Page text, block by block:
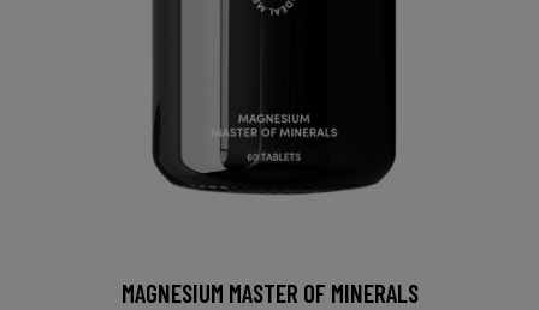
MAGNESIUM MASTER OF MINERALS